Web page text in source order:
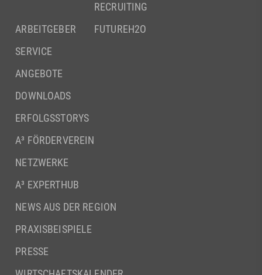
ARBEITGEBER
RECRUITING
FUTUREH2O
SERVICE
ANGEBOTE
DOWNLOADS
ERFOLGSSTORYS
A³ FÖRDERVEREIN
NETZWERKE
A³ EXPERTHUB
NEWS AUS DER REGION
PRAXISBEISPIELE
PRESSE